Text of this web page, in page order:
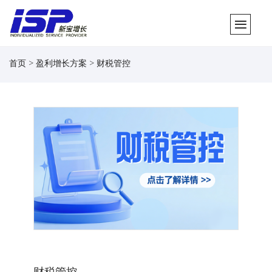
首页 > 盈利增长方案 > 财税管控